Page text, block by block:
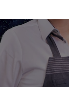
Herausgeber der